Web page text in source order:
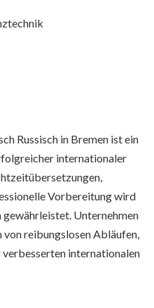
Russisch in Bremen ist ein
internationaler
Vorbereitung wird
Unternehmen
reibungslosen Abläufen,
internationalen